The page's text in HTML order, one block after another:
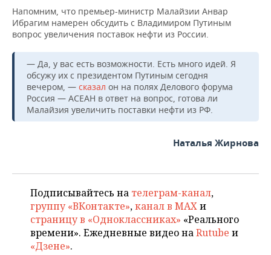
Напомним, что премьер-министр Малайзии Анвар
Ибрагим намерен обсудить с Владимиром Путиным
вопрос увеличения поставок нефти из России.
— Да, у вас есть возможности. Есть много идей. Я
обсужу их с президентом Путиным сегодня
вечером, — сказал он на полях Делового форума
Россия — АСЕАН в ответ на вопрос, готова ли
Малайзия увеличить поставки нефти из РФ.
Наталья Жирнова
Подписывайтесь на телеграм-канал,
группу «ВКонтакте»,канал в MAXи
страницу в «Одноклассниках» «Реального
времени». Ежедневные видео наRutube и
«Дзене».